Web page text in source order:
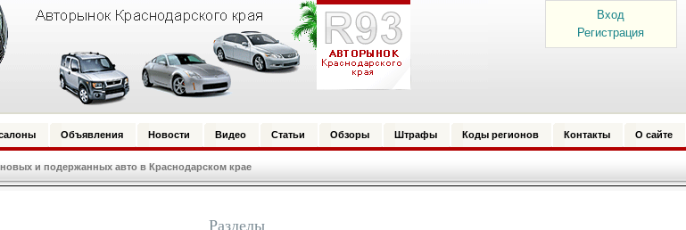
Вход
Регистрация
Объявления Новости Видео Статьи Обзоры Штрафы Коды регионов Контакты О сайте
и подержанных авто в Краснодарском крае
Разделы